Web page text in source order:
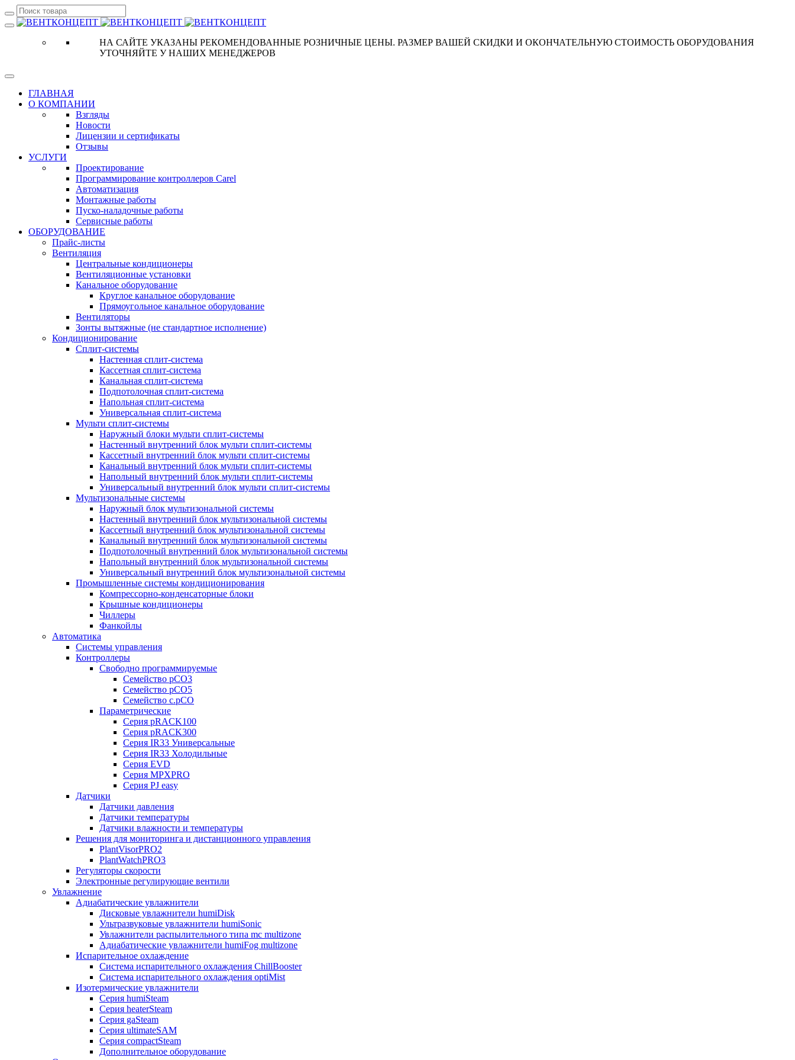
НА САЙТЕ УКАЗАНЫ РЕКОМЕНДОВАННЫЕ РОЗНИЧНЫЕ ЦЕНЫ. РАЗМЕР ВАШЕЙ СКИДКИ И ОКОНЧАТЕЛЬНУЮ СТОИМОСТЬ ОБОРУДОВАНИЯ
УТОЧНЯЙТЕ У НАШИХ МЕНЕДЖЕРОВ
ГЛАВНАЯ
О КОМПАНИИ
Взгляды
Новости
Лицензии и сертификаты
Отзывы
УСЛУГИ
Проектирование
Программирование контроллеров Carel
Автоматизация
Монтажные работы
Пуско-наладочные работы
Сервисные работы
ОБОРУДОВАНИЕ
Прайс-листы
Вентиляция
Центральные кондиционеры
Вентиляционные установки
Канальное оборудование
Круглое канальное оборудование
Прямоугольное канальное оборудование
Вентиляторы
Зонты вытяжные (не стандартное исполнение)
Кондиционирование
Сплит-системы
Настенная сплит-система
Кассетная сплит-система
Канальная сплит-система
Подпотолочная сплит-система
Напольная сплит-система
Универсальная сплит-система
Мульти сплит-системы
Наружный блоки мульти сплит-системы
Настенный внутренний блок мульти сплит-системы
Кассетный внутренний блок мульти сплит-системы
Канальный внутренний блок мульти сплит-системы
Напольный внутренний блок мульти сплит-системы
Универсальный внутренний блок мульти сплит-системы
Мультизональные системы
Наружный блок мультизональной системы
Настенный внутренний блок мультизональной системы
Кассетный внутренний блок мультизональной системы
Канальный внутренний блок мультизональной системы
Подпотолочный внутренний блок мультизональной системы
Напольный внутренний блок мультизональной системы
Универсальный внутренний блок мультизональной системы
Промышленные системы кондиционирования
Компрессорно-конденсаторные блоки
Крышные кондиционеры
Чиллеры
Фанкойлы
Автоматика
Системы управления
Контроллеры
Свободно программируемые
Семейство pCO3
Семейство pCO5
Семейство c.pCO
Параметрические
Серия pRACK100
Серия pRACK300
Серия IR33 Универсальные
Серия IR33 Холодильные
Серия EVD
Серия MPXPRO
Серия PJ easy
Датчики
Датчики давления
Датчики температуры
Датчики влажности и температуры
Решения для мониторинга и дистанционного управления
PlantVisorPRO2
PlantWatchPRO3
Регуляторы скорости
Электронные регулирующие вентили
Увлажнение
Адиабатические увлажнители
Дисковые увлажнители humiDisk
Ультразвуковые увлажнители humiSonic
Увлажнители распылительного типа mc multizone
Адиабатические увлажнители humiFog multizone
Испарительное охлаждение
Система испарительного охлаждения ChillBooster
Система испарительного охлаждения optiMist
Изотермические увлажнители
Серия humiSteam
Серия heaterSteam
Серия gaSteam
Серия ultimateSAM
Серия compactSteam
Дополнительное оборудование